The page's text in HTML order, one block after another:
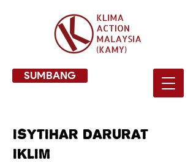
SUMBANG
Isytihar Darurat
Iklim